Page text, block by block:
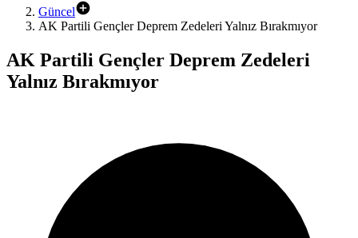
Güncel
AK Partili Gençler Deprem Zedeleri Yalnız Bırakmıyor
AK Partili Gençler Deprem Zedeleri
Yalnız Bırakmıyor